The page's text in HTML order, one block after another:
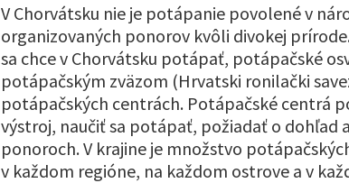
V Chorvátsku nie je potápanie povolené v
organizovaných ponorov kvôli divokej
sa chce v Chorvátsku potápať, potápačské
potápačským zväzom (Hrvatski ronilački
potápačských centrách. Potápačské centrá
výstroj, naučiť sa potápať, požiadať o dohľad
ponoroch. V krajine je množstvo
v každom regióne, na každom ostrove a v